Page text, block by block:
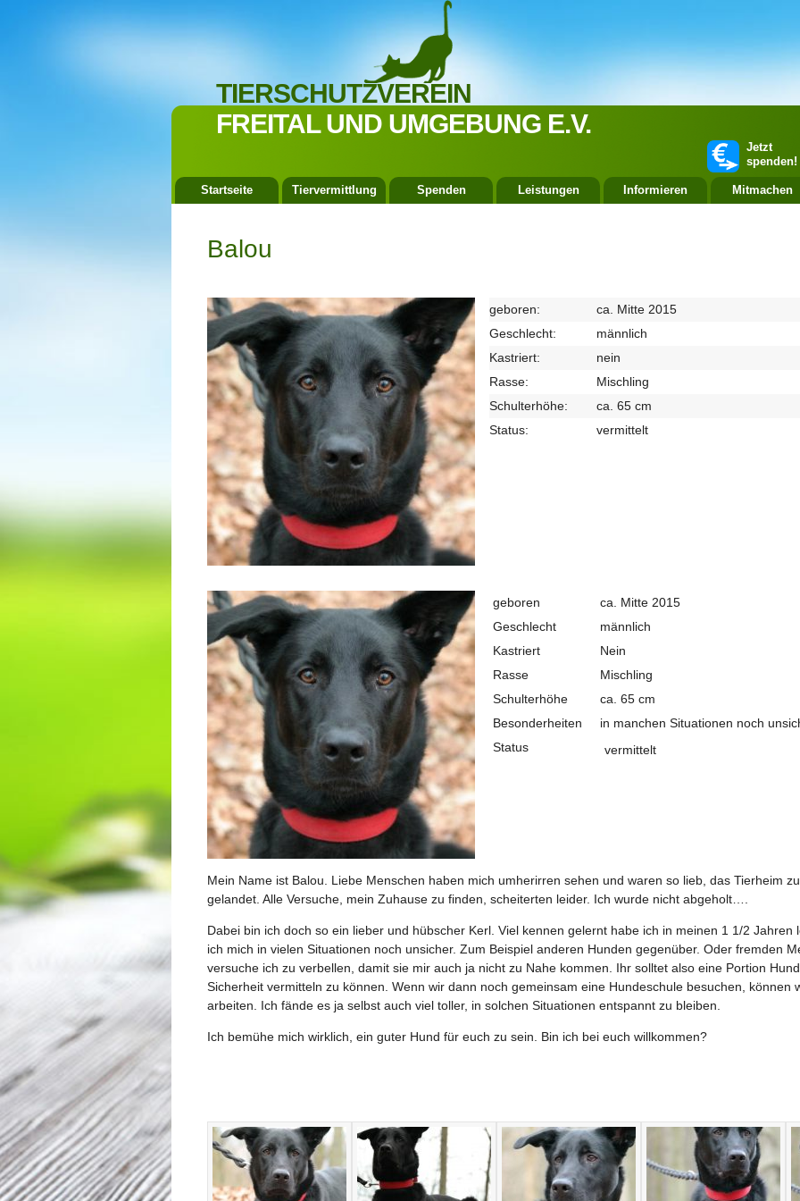
TIERSCHUTZVEREIN
FREITAL UND UMGEBUNG E.V.
Jetzt
spenden!
Startseite Tiervermittlung Spenden Leistungen Informieren Mitmachen
Balou
geboren:
ca. Mitte 2015
Geschlecht:
männlich
Kastriert:
nein
Rasse:
Mischling
Schulterhöhe:
ca. 65 cm
Status:
vermittelt
geboren
ca. Mitte 2015
Geschlecht
männlich
Kastriert
Nein
Rasse
Mischling
Schulterhöhe
ca. 65 cm
Besonderheiten
in manchen Situationen noch
Status
vermittelt
Mein Name ist Balou. Liebe Menschen haben mich umherirren sehen und waren so lieb, das Tierheim
gelandet. Alle Versuche, mein Zuhause zu finden, scheiterten leider. Ich wurde nicht abgeholt….
Dabei bin ich doch so ein lieber und hübscher Kerl. Viel kennen gelernt habe ich in meinen 1 1/2 Jahren
ich mich in vielen Situationen noch unsicher. Zum Beispiel anderen Hunden gegenüber. Oder fremden
versuche ich zu verbellen, damit sie mir auch ja nicht zu Nahe kommen. Ihr solltet also eine Portion
Sicherheit vermitteln zu können. Wenn wir dann noch gemeinsam eine Hundeschule besuchen, können
arbeiten. Ich fände es ja selbst auch viel toller, in solchen Situationen entspannt zu bleiben.
Ich bemühe mich wirklich, ein guter Hund für euch zu sein. Bin ich bei euch willkommen?